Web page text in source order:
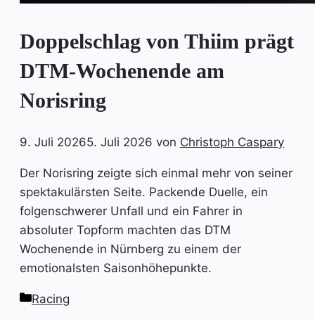
Doppelschlag von Thiim prägt
DTM-Wochenende am
Norisring
9. Juli 20265. Juli 2026 von Christoph Caspary
Der Norisring zeigte sich einmal mehr von seiner
spektakulärsten Seite. Packende Duelle, ein
folgenschwerer Unfall und ein Fahrer in
absoluter Topform machten das DTM
Wochenende in Nürnberg zu einem der
emotionalsten Saisonhöhepunkte.
Kategorien
Racing